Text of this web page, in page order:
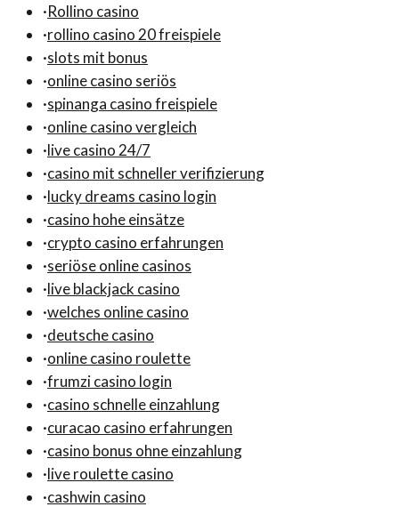
·Rollino casino
·rollino casino 20 freispiele
·slots mit bonus
·online casino seriös
·spinanga casino freispiele
·online casino vergleich
·live casino 24/7
·casino mit schneller verifizierung
·lucky dreams casino login
·casino hohe einsätze
·crypto casino erfahrungen
·seriöse online casinos
·live blackjack casino
·welches online casino
·deutsche casino
·online casino roulette
·frumzi casino login
·casino schnelle einzahlung
·curacao casino erfahrungen
·casino bonus ohne einzahlung
·live roulette casino
·cashwin casino